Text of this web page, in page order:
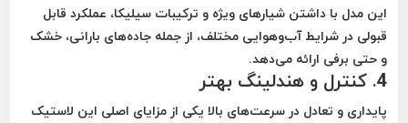
این مدل با داشتن شیارهای ویژه و ترکیبات سیلیکا، عملکرد قابل
قبولی در شرایط آب‌وهوایی مختلف، از جمله جاده‌های بارانی، خشک
و حتی برفی ارائه می‌دهد.
4. کنترل و هندلینگ بهتر
پایداری و تعادل در سرعت‌های بالا یکی از مزایای اصلی این لاستیک